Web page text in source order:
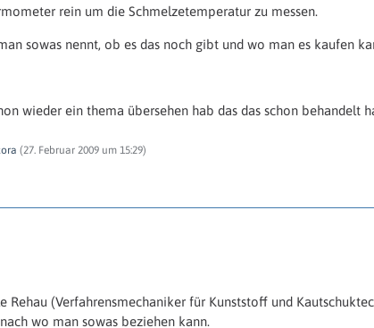
rein um die Schmelzetemperatur zu messen.
sowas nennt, ob es das noch gibt und wo man es kaufen
wieder ein thema übersehen hab das das schon behandelt
(27. Februar 2009 um 15:29)
Rehau (Verfahrensmechaniker für Kunststoff und
wo man sowas beziehen kann.